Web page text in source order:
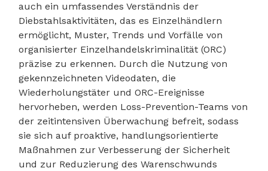
auch ein umfassendes Verständnis der
Diebstahlsaktivitäten, das es Einzelhändlern
ermöglicht, Muster, Trends und Vorfälle von
organisierter Einzelhandelskriminalität (ORC)
präzise zu erkennen. Durch die Nutzung von
gekennzeichneten Videodaten, die
Wiederholungstäter und ORC-Ereignisse
hervorheben, werden Loss-Prevention-Teams von
der zeitintensiven Überwachung befreit, sodass
sie sich auf proaktive, handlungsorientierte
Maßnahmen zur Verbesserung der Sicherheit
und zur Reduzierung des Warenschwunds